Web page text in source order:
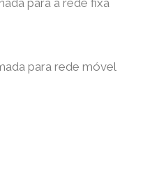
para rede móvel